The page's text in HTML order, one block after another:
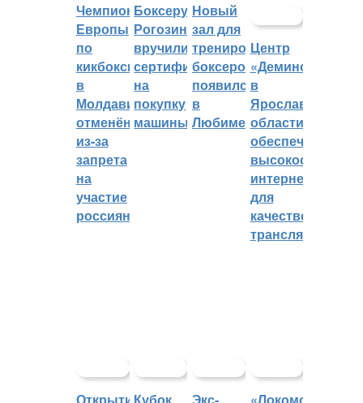
Чемпионат
Европы
по
кикбоксингу
в
Молдавии
отменён
из-за
запрета
на
участие
россиян
Боксеру
Рогозину
вручили
сертификат
на
покупку
машины
Новый
зал для
тренировок
боксеров
появился
в
Любиме
Центр
«Демино»
в
Ярославской
области
обеспечивают
интернетом
для
качественных
трансляций